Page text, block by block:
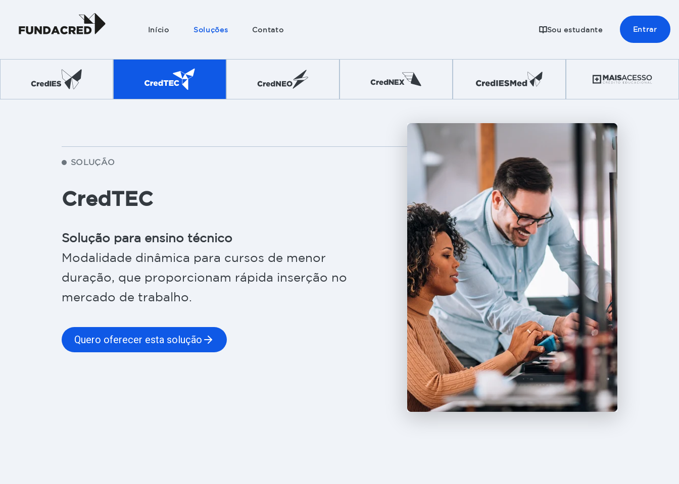
Início Soluções
Ensino técnico
Contato Sou estudante Entrar
SOLUÇÃO
CredTEC
Solução para ensino técnico
Modalidade dinâmica para cursos de menor
duração, que proporcionam rápida inserção no
mercado de trabalho.
Quero oferecer esta solução